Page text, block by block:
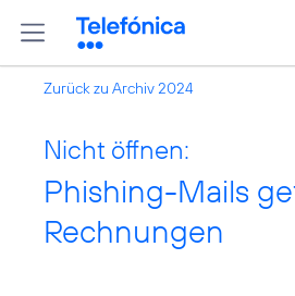
Zurück zu Archiv 2024
Nicht öffnen:
Phishing-Mails
Rechnungen